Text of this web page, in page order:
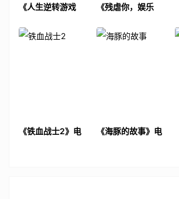
《人生逆转游戏
《残虐你，娱乐
《铁血战士2》电
《海豚的故事》电